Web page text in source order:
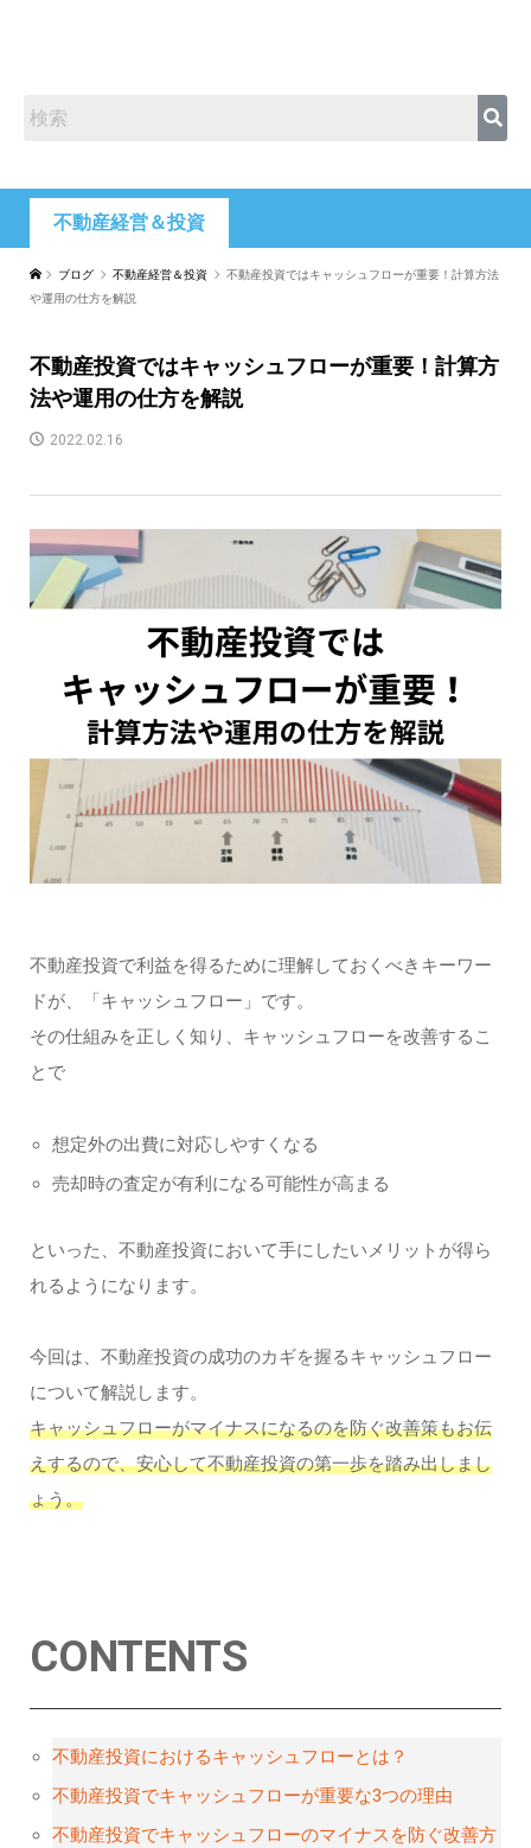
不動産経営＆投資
ブログ 不動産経営＆投資
不動産投資ではキャッシュフローが重要！計算方法
や運用の仕方を解説
不動産投資ではキャッシュフローが重要！計算方
法や運用の仕方を解説
2022.02.16
不動産投資で利益を得るために理解しておくべきキーワー
ドが、「キャッシュフロー」です。
その仕組みを正しく知り、キャッシュフローを改善するこ
とで
想定外の出費に対応しやすくなる
売却時の査定が有利になる可能性が高まる
といった、不動産投資において手にしたいメリットが得ら
れるようになります。
今回は、不動産投資の成功のカギを握るキャッシュフロー
について解説します。
キャッシュフローがマイナスになるのを防ぐ改善策もお伝
えするので、安心して不動産投資の第一歩を踏み出しまし
ょう。
CONTENTS
不動産投資におけるキャッシュフローとは？
不動産投資でキャッシュフローが重要な3つの理由
不動産投資でキャッシュフローのマイナスを防ぐ改善方